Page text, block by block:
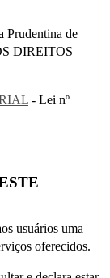
Prudentina de
DIREITOS
- Lei nº
usuários uma
oferecidos.